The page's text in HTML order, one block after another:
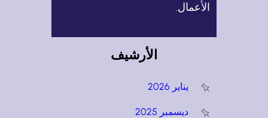
الأعمال.
الأرشيف
يناير 2026
ديسمبر 2025